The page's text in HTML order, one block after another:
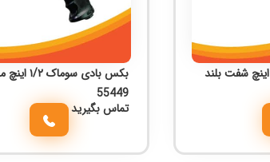
بکس بادی سوماک ۱ اینچ شفت بلند
55449
تماس بگیرید